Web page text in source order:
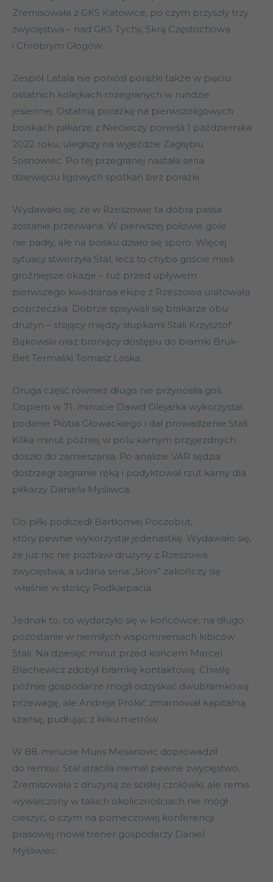
Zremisowała z GKS Katowice, po czym przyszły trzy
zwycięstwa – nad GKS Tychy, Skrą Częstochowa
i Chrobrym Głogów.
Zespół Latala nie poniósł porażki także w pięciu
ostatnich kolejkach rozegranych w rundzie
jesiennej. Ostatnią porażkę na pierwszoligowych
boiskach piłkarze z Niecieczy ponieśli 1 października
2022 roku, uległszy na wyjeździe Zagłębiu
Sosnowiec. Po tej przegranej nastała seria
dziewięciu ligowych spotkań bez porażki.
Wydawało się, że w Rzeszowie ta dobra passa
zostanie przerwana. W pierwszej połowie gole
nie padły, ale na boisku działo się sporo. Więcej
sytuacji stworzyła Stal, lecz to chyba goście mieli
groźniejsze okazje – tuż przed upływem
pierwszego kwadransa ekipę z Rzeszowa uratowała
poprzeczka. Dobrze spisywali się brakarze obu
drużyn – stojący między słupkami Stali Krzysztof
Bąkowski oraz broniący dostępu do bramki Bruk-
Bet Termaliki Tomasz Loska.
Druga część również długo nie przynosiła goli.
Dopiero w 71. minucie Dawid Olejarka wykorzystał
podanie Piotra Głowackiego i dał prowadzenie Stali.
Kilka minut później w polu karnym przyjezdnych
doszło do zamieszania. Po analizie VAR sędzia
dostrzegł zagranie ręką i podyktował rzut karny dla
piłkarzy Daniela Myśliwca.
Do piłki podszedł Bartłomiej Poczobut,
który pewnie wykorzystał jedenastkę. Wydawało się,
że już nic nie pozbawi drużyny z Rzeszowa
zwycięstwa, a udana seria „Słoni” zakończy się
właśnie w stolicy Podkarpacia.
Jednak to, co wydarzyło się w końcówce, na długo
pozostanie w niemiłych wspomnieniach kibiców
Stali. Na dziesięć minut przed końcem Marcel
Blachewicz zdobył bramkę kontaktową. Chwilę
później gospodarze mogli odzyskać dwubramkową
przewagę, ale Andreja Prokić zmarnował kapitalną
szansę, pudłując z kilku metrów.
W 88. minucie Muris Mesanovic doprowadził
do remisu. Stal straciła niemal pewne zwycięstwo.
Zremisowała z drużyną ze ścisłej czołówki, ale remis
wywalczony w takich okolicznościach nie mógł
cieszyć, o czym na pomeczowej konferencji
prasowej mówił trener gospodarzy Daniel
Myśliwiec: